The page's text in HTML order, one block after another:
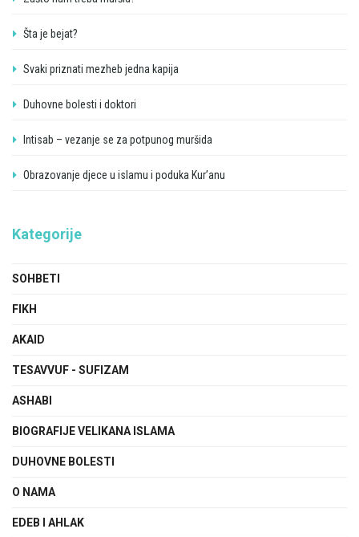
Šta je bejat?
Svaki priznati mezheb jedna kapija
Duhovne bolesti i doktori
Intisab – vezanje se za potpunog muršida
Obrazovanje djece u islamu i poduka Kur’anu
Kategorije
SOHBETI
FIKH
AKAID
TESAVVUF - SUFIZAM
ASHABI
BIOGRAFIJE VELIKANA ISLAMA
DUHOVNE BOLESTI
O NAMA
EDEB I AHLAK